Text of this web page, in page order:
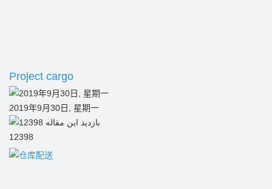
Project cargo
2019年9月30日, 星期一
12398